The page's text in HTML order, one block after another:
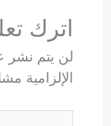
اترك
لن يتم نشر
الإلزامية